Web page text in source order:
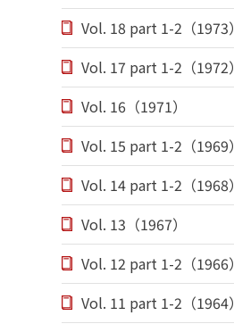
Vol. 18 part 1-2（1973）
Vol. 17 part 1-2（1972）
Vol. 16（1971）
Vol. 15 part 1-2（1969）
Vol. 14 part 1-2（1968）
Vol. 13（1967）
Vol. 12 part 1-2（1966）
Vol. 11 part 1-2（1964）